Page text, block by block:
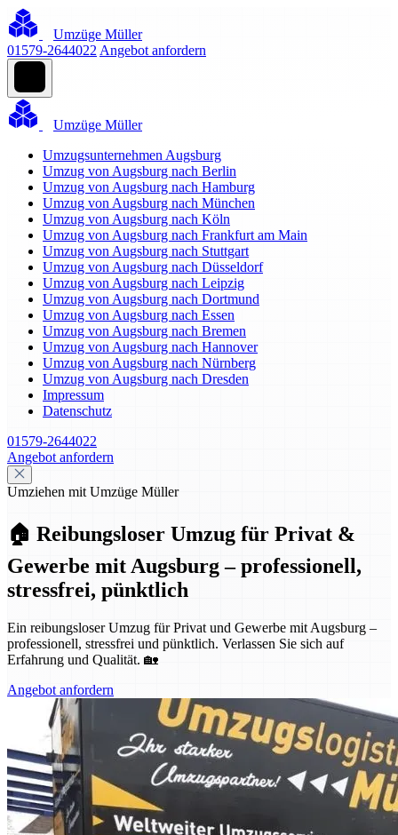
Umzüge Müller
01579-2644022 Angebot anfordern
Umzüge Müller
Umzugsunternehmen Augsburg
Umzug von Augsburg nach Berlin
Umzug von Augsburg nach Hamburg
Umzug von Augsburg nach München
Umzug von Augsburg nach Köln
Umzug von Augsburg nach Frankfurt am Main
Umzug von Augsburg nach Stuttgart
Umzug von Augsburg nach Düsseldorf
Umzug von Augsburg nach Leipzig
Umzug von Augsburg nach Dortmund
Umzug von Augsburg nach Essen
Umzug von Augsburg nach Bremen
Umzug von Augsburg nach Hannover
Umzug von Augsburg nach Nürnberg
Umzug von Augsburg nach Dresden
Impressum
Datenschutz
01579-2644022
Angebot anfordern
Umziehen mit Umzüge Müller
🏠 Reibungsloser Umzug für Privat &
Gewerbe mit Augsburg – professionell,
stressfrei, pünktlich
Ein reibungsloser Umzug für Privat und Gewerbe mit Augsburg –
professionell, stressfrei und pünktlich. Verlassen Sie sich auf
Erfahrung und Qualität. 🏡
Angebot anfordern